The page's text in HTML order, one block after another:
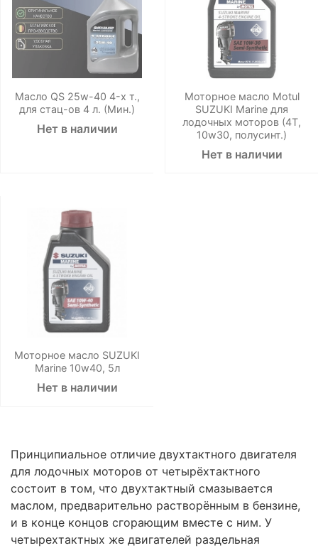
Масло QS 25w-40 4-х т.,
для стац-ов 4 л. (Мин.)
Нет в наличии
Моторное масло Motul
SUZUKI Marine для
лодочных моторов (4T,
10w30, полусинт.)
Нет в наличии
Моторное масло SUZUKI
Marine 10w40, 5л
Нет в наличии
Принципиальное отличие двухтактного двигателя
для лодочных моторов от четырёхтактного
состоит в том, что двухтактный смазывается
маслом, предварительно растворённым в бензине,
и в конце концов сгорающим вместе с ним. У
четырехтактных же двигателей раздельная